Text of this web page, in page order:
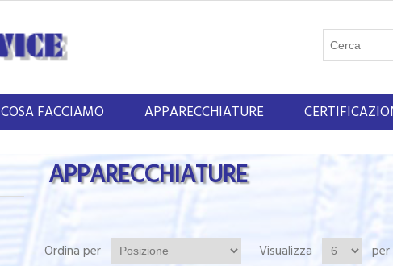
COSA FACCIAMO APPARECCHIATURE
APPARECCHIATURE
Ordina per Visualizza per